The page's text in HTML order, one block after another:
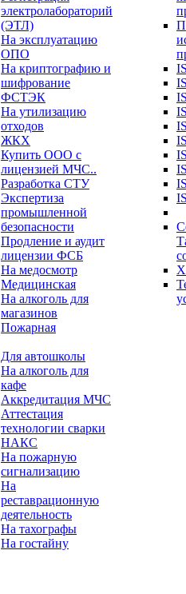
электролабораторий
(ЭТЛ)
На эксплуатацию
ОПО
На криптографию и
шифрование
ФСТЭК
На утилизацию
отходов
ЖКХ
Купить ООО с
лицензией МЧС..
Разработка СТУ
Экспертиза
промышленной
безопасности
Продление и аудит
лицензии ФСБ
На медосмотр
Медицинская
На алкоголь для
магазинов
Пожарная
Для автошколы
На алкоголь для
кафе
Аккредитация МЧС
Аттестация
технологии сварки
НАКС
На пожарную
сигнализацию
На
реставрационную
деятельность
На тахографы
На гостайну